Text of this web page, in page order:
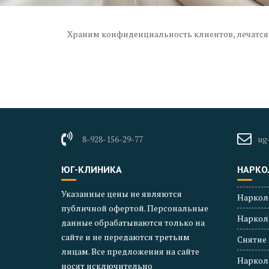
Храним конфиденциальность клиентов,
8-928-156-29-77
ЮГ-КЛИНИКА
Указанные цены не являются
публичной офертой. Персональные
данные обрабатываются только на
сайте и не передаются третьим
лицам. Все предложения на сайте
носят исключительно